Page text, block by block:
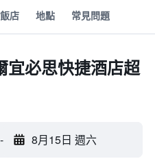
店 地點 常見問題
宜必思快捷酒店超
- 8月15日 週六